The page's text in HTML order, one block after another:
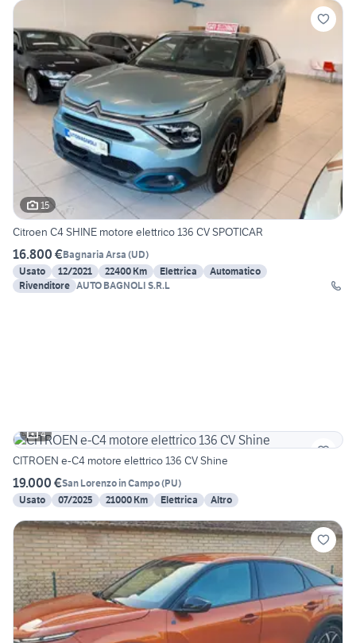
15
Citroen C4 SHINE motore elettrico 136 CV SPOTICAR
16.800 €Bagnaria Arsa (UD)
Usato
12/2021 22400 Km Elettrica
Automatico
Rivenditore AUTO BAGNOLI S.R.L
4
CITROEN e-C4 motore elettrico 136 CV Shine
19.000 €San Lorenzo in Campo(PU)
Usato
07/2025 21000 Km Elettrica Altro